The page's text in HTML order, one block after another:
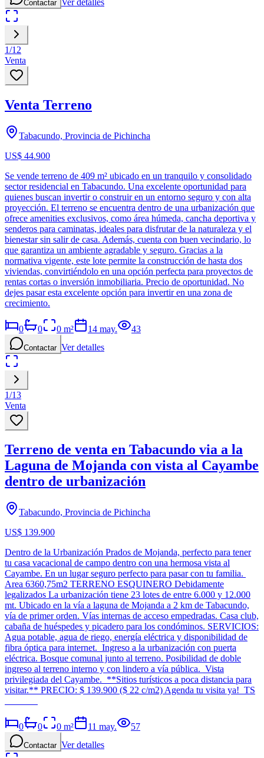
Contactar
1/12
Venta
Venta Terreno
Tabacundo, Provincia de Pichincha
US$ 44.900
Se vende terreno de 409 m² ubicado en un tranquilo y consolidado
sector residencial en Tabacundo. Una excelente oportunidad para
quienes buscan invertir o construir en un entorno seguro y con alta
proyección. El terreno se encuentra dentro de una urbanización que
ofrece amenities exclusivos, como área húmeda, cancha deportiva y
senderos para caminatas, ideales para disfrutar de la naturaleza y el
bienestar sin salir de casa. Además, cuenta con buen vecindario, lo
que garantiza un ambiente agradable y seguro. Gracias a la
normativa vigente, este lote permite la construcción de hasta dos
viviendas, convirtiéndolo en una opción perfecta para proyectos de
rentas cortas o inversión inmobiliaria. Precio de oportunidad. No
dejes pasar esta excelente opción para invertir en una zona de
crecimiento.
0 0 0 m² 14 may. 43
Contactar Ver detalles
1/13
Venta
Terreno de venta en Tabacundo via a la
Laguna de Mojanda con vista al Cayambe
dentro de urbanización
Tabacundo, Provincia de Pichincha
US$ 139.900
Dentro de la Urbanización Prados de Mojanda, perfecto para tener
tu casa vacacional de campo dentro con una hermosa vista al
Cayambe. En un lugar seguro perfecto para pasar con tu familia.
Area 6360,75m2 TERRENO ESQUINERO Debidamente
legalizados La urbanización tiene 23 lotes de entre 6.000 y 12.000
mt. Ubicado en la vía a laguna de Mojanda a 2 km de Tabacundo,
vía de primer orden. Vías internas de acceso empedradas. Casa club,
cabaña de huéspedes y picadero para los condóminos. SERVICIOS:
Agua potable, agua de riego, energía eléctrica y disponibilidad de
fibra óptica para internet. Ingreso a la urbanización con puerta
eléctrica. Bosque comunal junto al terreno. Posibilidad de doble
ingreso al terreno interno y con lindero a vía pública. Vista
privilegiada del Cayambe. **Sitios turísticos a poca distancia para
visitar.** PRECIO: $ 139.900 ($ 22 c/m2) Agenda tu visita ya! TS
0 0 0 m² 11 may. 57
Contactar Ver detalles